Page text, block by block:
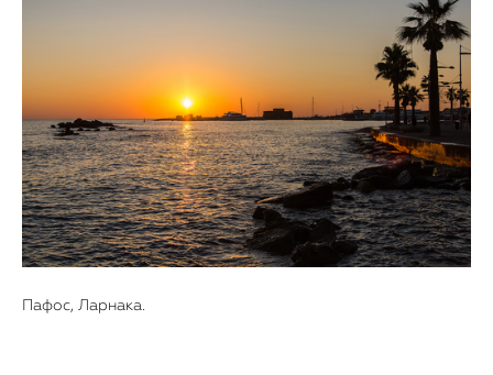
Пафос, Ларнака.